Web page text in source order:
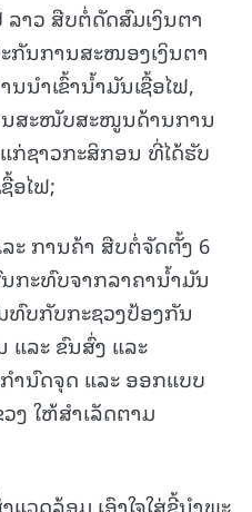
າວ ສືບຕໍ່ດັດສົມເງິນຕາ
ກັນການສະໜອງເງິນຕາ
ນໍາເຂົ້ານໍ້າມັນເຊື້ອໄຟ,
ສະໜັບສະໜູນດ້ານການ
ກ່ຊາວກະສິກອນ ທີ່ໄດ້ຮັບ
ອໄຟ;
ະ ການຄ້າ ສືບຕໍ່ຈັດຕັ້ງ 6
ກະທົບຈາກລາຄານໍ້າມັນ
ທົບກັບກະຊວງປ້ອງກັນ
ແລະ ຂົນສົ່ງ ແລະ
ານົດຈຸດ ແລະ ອອກແບບ
ງ ໃຫ້ສໍາເລັດຕາມ
ວດລ້ອມ ເອົາໃຈໃສ່ຊີ້ນໍາພະ